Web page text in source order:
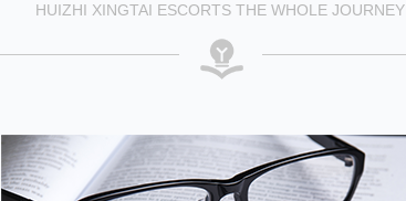
HUIZHI XINGTAI ESCORTS THE WHOLE JOURNEY